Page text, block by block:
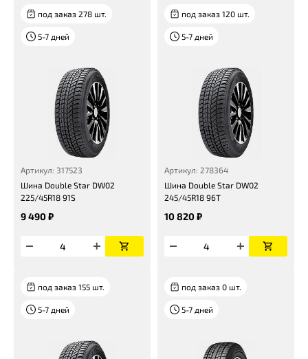
под заказ 278 шт.
5-7 дней
Артикул: 317523
Шина Double Star DW02
225/45R18 91S
9 490 ₽
под заказ 120 шт.
5-7 дней
Артикул: 278364
Шина Double Star DW02
245/45R18 96T
10 820 ₽
под заказ 155 шт.
5-7 дней
под заказ 0 шт.
5-7 дней